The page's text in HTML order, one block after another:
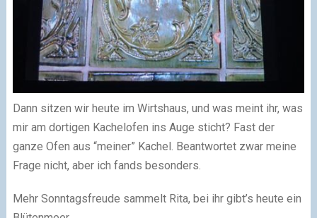
Dann sitzen wir heute im Wirtshaus, und was meint ihr, was
mir am dortigen Kachelofen ins Auge sticht? Fast der
ganze Ofen aus “meiner” Kachel. Beantwortet zwar meine
Frage nicht, aber ich fands besonders.
Mehr Sonntagsfreude sammelt Rita, bei ihr gibt’s heute ein